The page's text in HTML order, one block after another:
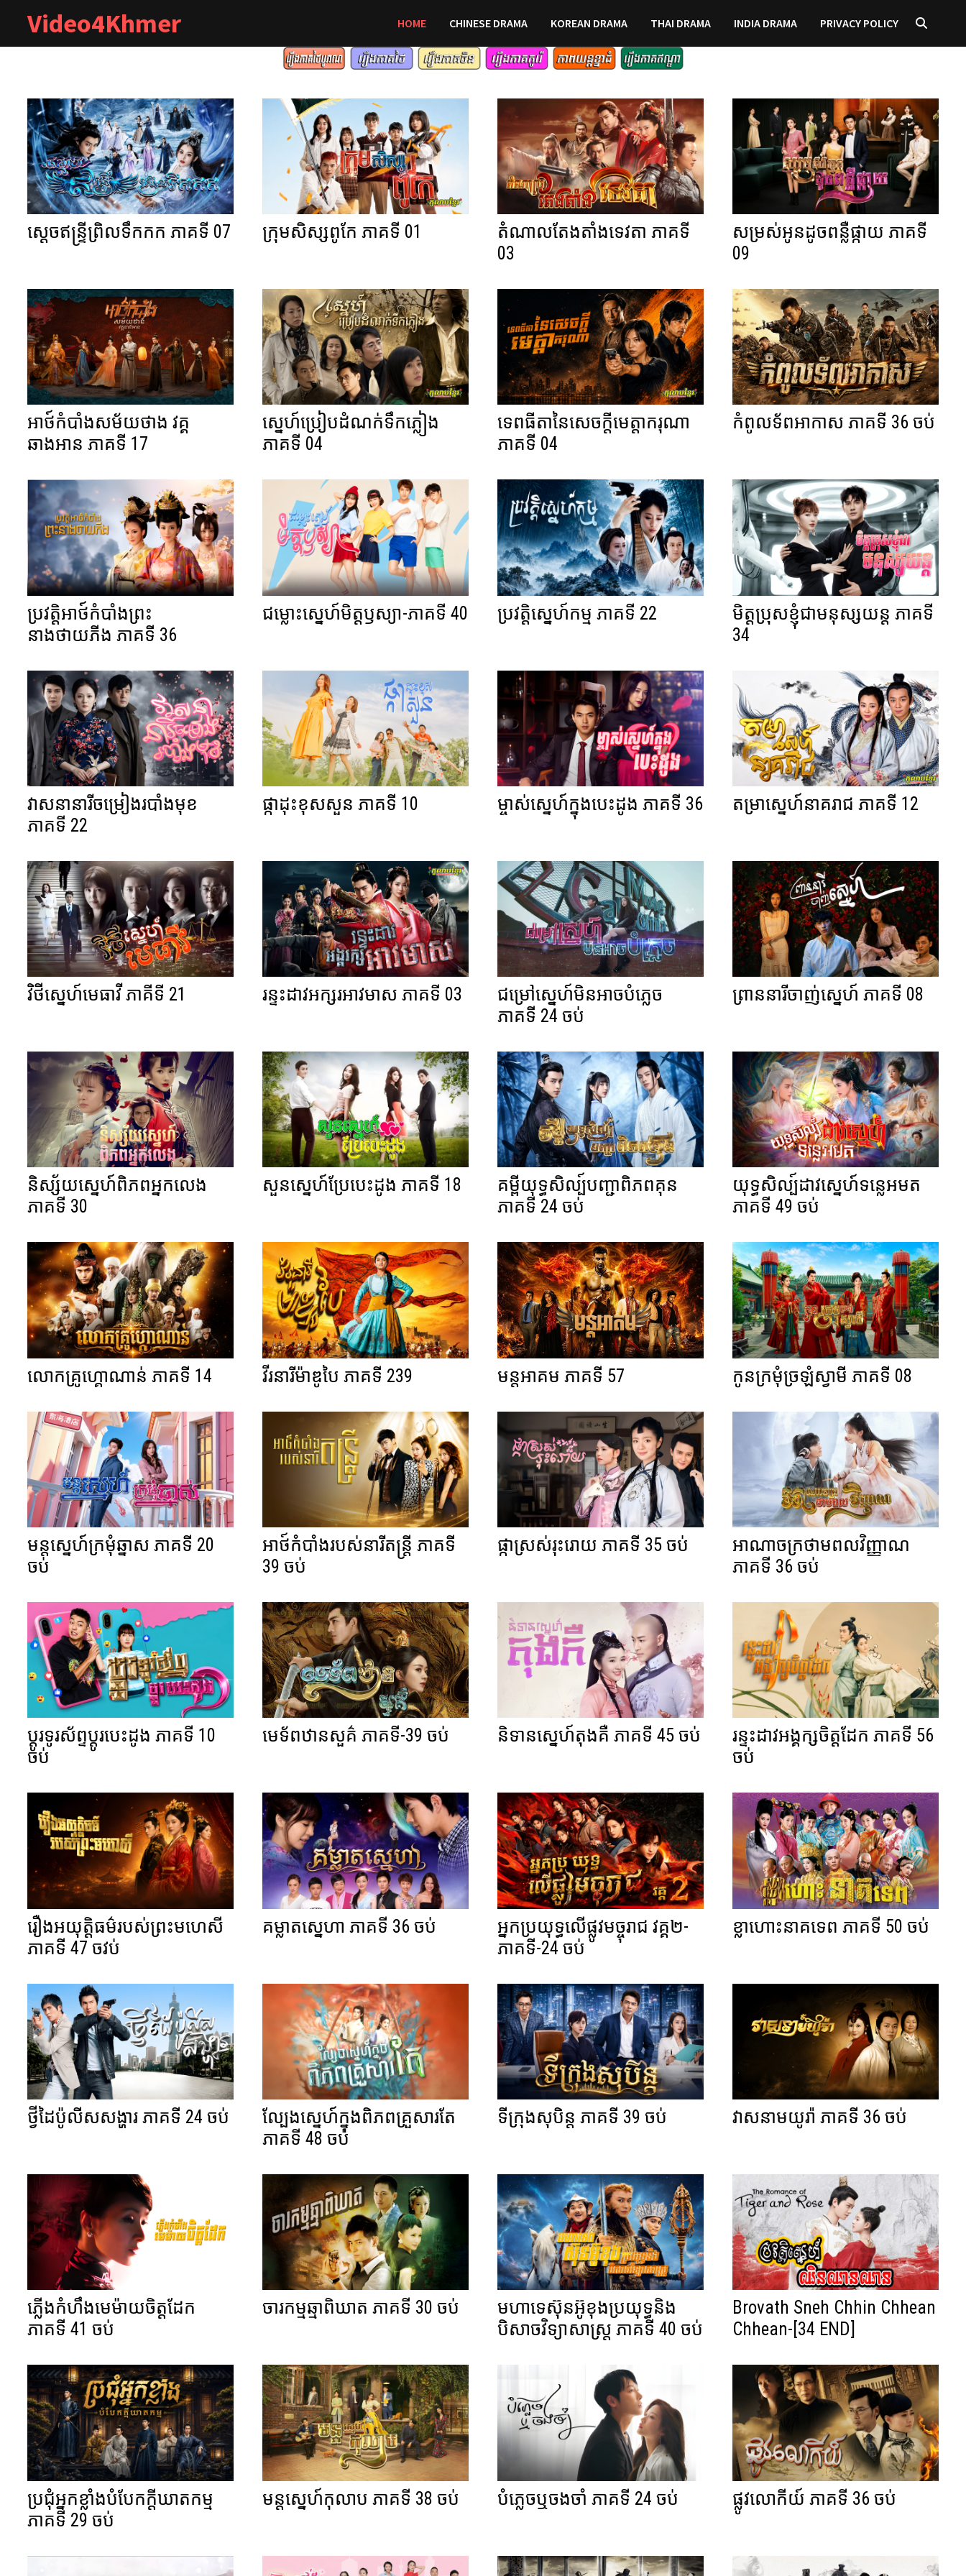
content
Video4Khmer HOME CHINESE DRAMA KOREAN DRAMA THAI DRAMA INDIA DRAMA PRIVACY POLICY
ស្តេចឥន្ទ្រីព្រិលទឹកកក ភាគទី 07 ក្រុមសិស្សពូកែ ភាគទី 01
តំណាលតែងតាំងទេវតា ភាគទី
03
សម្រស់អូនដូចពន្លឺផ្កាយ ភាគទី
09
អាថ៍កំបាំងសម័យថាង វគ្គ
ឆាងអាន ភាគទី 17
ស្នេហ៍ប្រៀបដំណក់ទឹកភ្លៀង
ភាគទី 04
ទេពធីតានៃសេចក្តីមេត្តាករុណា
ភាគទី 04
កំពូលទ័ពអាកាស ភាគទី 36 ចប់
ប្រវត្តិអាថ៍កំបាំងព្រះ
នាងថាយភីង ភាគទី 36
ជម្លោះស្នេហ៍មិត្តឫស្យា-ភាគទី 40 ប្រវត្តិស្នេហ៍កម្ម ភាគទី 22
មិត្តប្រុសខ្ញុំជាមនុស្សយន្ត ភាគទី
34
វាសនានារីចម្រៀងរបាំងមុខ
ភាគទី 22
ផ្កាដុះខុសសួន ភាគទី 10 ម្ចាស់ស្នេហ៍ក្នុងបេះដូង ភាគទី 36 តម្រាស្នេហ៍នាគរាជ ភាគទី 12
វិថីស្នេហ៍មេធាវី ភាគីទី 21 រន្ទះដាវអក្សរអាវមាស ភាគទី 03
ជម្រៅស្នេហ៍មិនអាចបំភ្លេច
ភាគទី 24 ចប់
ព្រាននារីចាញ់ស្នេហ៍ ភាគទី 08
និស្ស័យស្នេហ៍ពិភពអ្នកលេង
ភាគទី 30
សួនស្នេហ៍ប្រែបេះដូង ភាគទី 18
គម្ពីយុទ្ធសិល្ប៍បញ្ជាពិភពគុន
ភាគទី 24 ចប់
យុទ្ធសិល្ប៍ដាវស្នេហ៍ទន្លេអមត
ភាគទី 49 ចប់
លោកគ្រូហ្គោណាន់ ភាគទី 14 វីរនារីម៉ាឌូបៃ ភាគទី 239 មន្តអាគម ភាគទី 57 កូនក្រមុំច្រឡំស្វាមី ភាគទី 08
មន្តស្នេហ៍ក្រមុំឆ្នាស ភាគទី 20
ចប់
អាថ៍កំបាំងរបស់នារីតន្ត្រី ភាគទី
39 ចប់
ផ្កាស្រស់រុះរោយ ភាគទី 35 ចប់
អាណាចក្រថាមពលវិញ្ញាណ
ភាគទី 36 ចប់
ប្តូរទូរស័ព្ទប្តូរបេះដូង ភាគទី 10
ចប់
មេទ័ពឋានសួគ៌ ភាគទី-39 ចប់ និទានស្នេហ៍តុងគឺ ភាគទី 45 ចប់
រន្ទះដាវអង្គក្សចិត្តដែក ភាគទី 56
ចប់
រឿងអយុត្តិធម៌របស់ព្រះមហេសី
ភាគទី 47 ចវប់
គម្លាតស្នេហា ភាគទី 36 ចប់
អ្នកប្រយុទ្ធលើផ្លូវមច្ចុរាជ វគ្គ២-
ភាគទី-24 ចប់
ខ្លាហោះនាគទេព ភាគទី 50 ចប់
ថ្វីដៃប៉ូលីសសង្ហារ ភាគទី 24 ចប់
ល្បែងស្នេហ៍ក្នុងពិភពគ្រួសារតែ
ភាគទី 48 ចប់
ទីក្រុងសុបិន្ត ភាគទី 39 ចប់ វាសនាមយូរ៉ា ភាគទី 36 ចប់
ភ្លើងកំហឹងមេម៉ាយចិត្តដែក
ភាគទី 41 ចប់
ចារកម្មឆ្មាពិឃាត ភាគទី 30 ចប់
មហាទេស៊ុនអ៊ូខុងប្រយុទ្ធនិង
បិសាចវិទ្យាសាស្ត្រ ភាគទី 40 ចប់
Brovath Sneh Chhin Chhean
Chhean-[34 END]
ប្រជុំអ្នកខ្លាំងបំបែកក្តីឃាតកម្ម
ភាគទី 29 ចប់
មន្តស្នេហ៍កុលាប ភាគទី 38 ចប់ បំភ្លេចឬចងចាំ ភាគទី 24 ចប់ ផ្លូវលោកីយ៍ ភាគទី 36 ចប់